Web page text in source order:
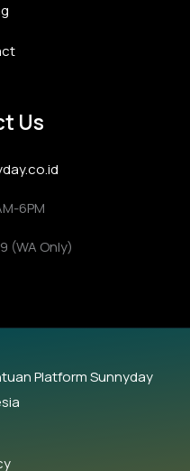
Us
6PM
(WA Only)
Platform Sunnyday